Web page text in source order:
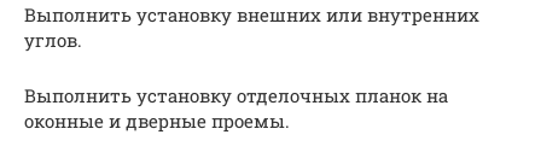
Выполнить установку внешних или внутренних
углов.
Выполнить установку отделочных планок на
оконные и дверные проемы.